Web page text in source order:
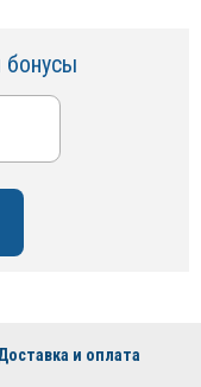
бонусы
и оплата